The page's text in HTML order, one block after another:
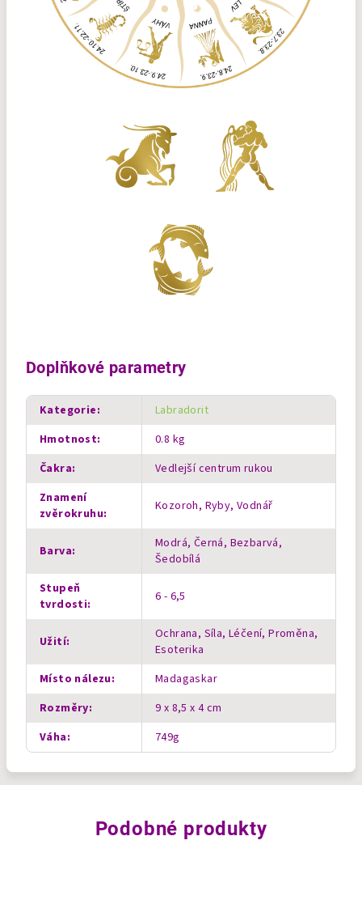
Doplňkové parametry
Kategorie:
Labradorit
Hmotnost:
0.8 kg
Čakra:
Vedlejší centrum rukou
Znamení
zvěrokruhu: Kozoroh, Ryby, Vodnář
Barva:
Modrá, Černá, Bezbarvá,
Šedobílá
Stupeň
tvrdosti: 6 - 6,5
Užití:
Ochrana, Síla, Léčení, Proměna,
Esoterika
Místo nálezu:
Madagaskar
Rozměry:
9 x 8,5 x 4 cm
Váha: 749g
Podobné produkty